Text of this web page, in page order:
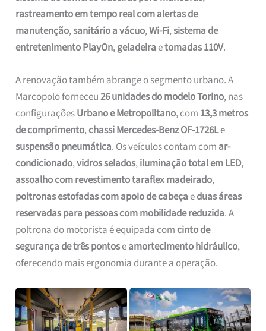
rastreamento em tempo real com alertas de
manutenção,sanitário a vácuo,Wi-Fi,sistema de
entretenimento PlayOn,geladeiraetomadas 110V.
A renovação também abrange o segmento urbano. A
Marcopolo forneceu26 unidades do modelo Torino, nas
configuraçõesUrbano e Metropolitano, com 13,3 metros
de comprimento,chassi Mercedes-Benz OF-1726Le
suspensão pneumática. Os veículos contam com ar-
condicionado,vidros selados,iluminação total em LED,
assoalho com revestimento taraflex madeirado,
poltronas estofadas com apoio de cabeçaeduas áreas
reservadas para pessoas com mobilidade reduzida. A
poltrona do motorista é equipada comcinto de
segurança de três pontoseamortecimento hidráulico,
oferecendo mais ergonomia durante a operação.